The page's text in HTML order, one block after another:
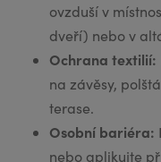
ovzduší v
dveří) nebo v
Ochrana textilií:
na závěsy,
terase.
Osobní bariéra:
nebo aplikujte